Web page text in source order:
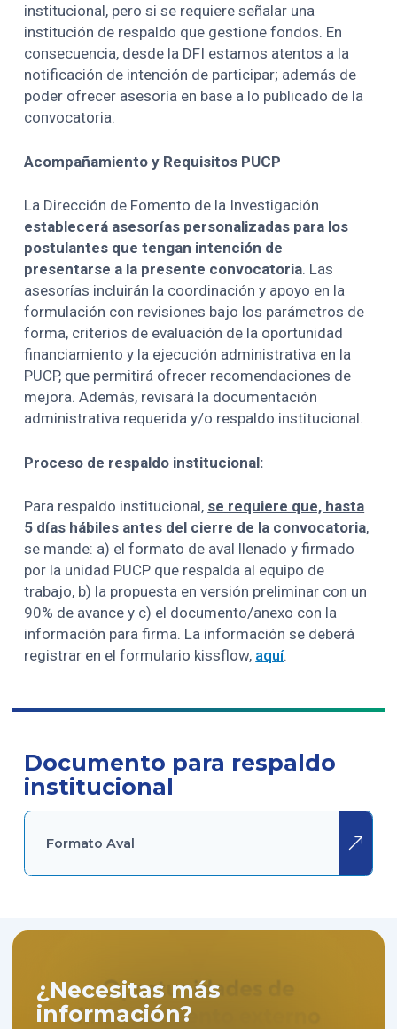
institucional, pero si se requiere señalar una
institución de respaldo que gestione fondos. En
consecuencia, desde la DFI estamos atentos a la
notificación de intención de participar; además de
poder ofrecer asesoría en base a lo publicado de la
convocatoria.
Acompañamiento y Requisitos PUCP
La Dirección de Fomento de la Investigación
establecerá asesorías personalizadas para los
postulantes que tengan intención de
presentarse a la presente convocatoria. Las
asesorías incluirán la coordinación y apoyo en la
formulación con revisiones bajo los parámetros de
forma, criterios de evaluación de la oportunidad
financiamiento y la ejecución administrativa en la
PUCP, que permitirá ofrecer recomendaciones de
mejora. Además, revisará la documentación
administrativa requerida y/o respaldo institucional.
Proceso de respaldo institucional:
Para respaldo institucional, se requiere que, hasta
5 días hábiles antes del cierre de la convocatoria,
se mande: a) el formato de aval llenado y firmado
por la unidad PUCP que respalda al equipo de
trabajo, b) la propuesta en versión preliminar con un
90% de avance y c) el documento/anexo con la
información para firma. La información se deberá
registrar en el formulario kissflow, aquí.
Documento para respaldo
institucional
Formato Aval
¿Necesitas más
información?